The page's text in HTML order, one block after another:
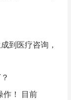
到医疗咨询，
作！ 目前